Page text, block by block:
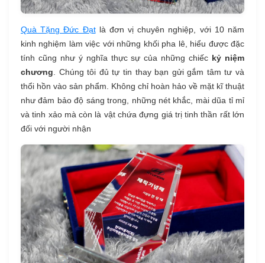
Quà Tặng Đức Đạtlà đơn vị chuyên nghiệp, với 10 năm
kinh nghiệm làm việc với những khối pha lê, hiểu được đặc
tính cũng như ý nghĩa thực sự của những chiếc kỷ niệm
chương. Chúng tôi đủ tự tin thay bạn gửi gắm tâm tư và
thổi hồn vào sản phẩm. Không chỉ hoàn hảo về mặt kĩ thuật
như đảm bảo độ sáng trong, những nét khắc, mài dũa tỉ mỉ
và tinh xảo mà còn là vật chứa đựng giá trị tinh thần rất lớn
đối với người nhận